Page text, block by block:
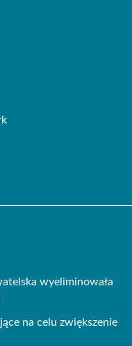
wyeliminowała
na celu zwiększenie